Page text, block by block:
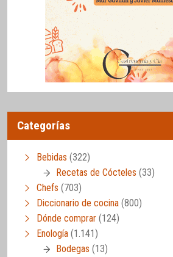
Categorías
Bebidas (322)
Recetas de Cócteles (33)
Chefs (703)
Diccionario de cocina (800)
Dónde comprar (124)
Enología (1.141)
Bodegas (13)